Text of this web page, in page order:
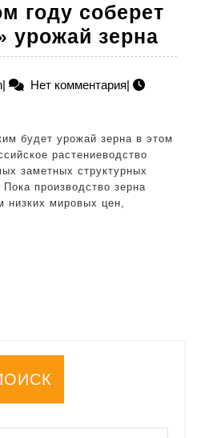
году соберет
урожай зерна
в
admin
| Нет комментария|
будет урожай зерна в этом
растениеводство
заметных структурных
производство зерна
низких мировых цен,